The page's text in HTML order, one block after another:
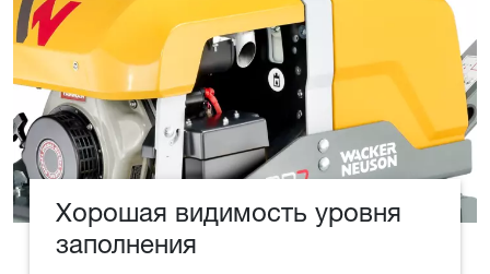
Хорошая видимость уровня
заполнения